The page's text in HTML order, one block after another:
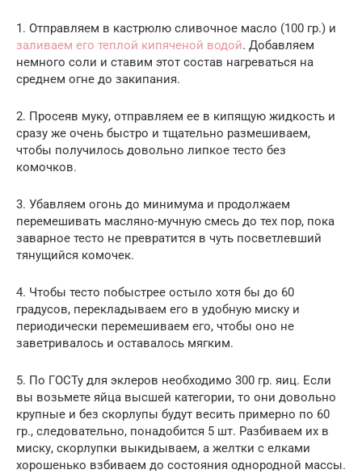
1. Отправляем в кастрюлю сливочное масло (100 гр.) и
заливаем его теплой кипяченой водой. Добавляем
немного соли и ставим этот состав нагреваться на
среднем огне до закипания.
2. Просеяв муку, отправляем ее в кипящую жидкость и
сразу же очень быстро и тщательно размешиваем,
чтобы получилось довольно липкое тесто без
комочков.
3. Убавляем огонь до минимума и продолжаем
перемешивать масляно-мучную смесь до тех пор, пока
заварное тесто не превратится в чуть посветлевший
тянущийся комочек.
4. Чтобы тесто побыстрее остыло хотя бы до 60
градусов, перекладываем его в удобную миску и
периодически перемешиваем его, чтобы оно не
заветривалось и оставалось мягким.
5. По ГОСТу для эклеров необходимо 300 гр. яиц. Если
вы возьмете яйца высшей категории, то они довольно
крупные и без скорлупы будут весить примерно по 60
гр., следовательно, понадобится 5 шт. Разбиваем их в
миску, скорлупки выкидываем, а желтки с елками
хорошенько взбиваем до состояния однородной массы.